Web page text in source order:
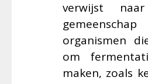
verwijst
organismen
om
maken, zoals